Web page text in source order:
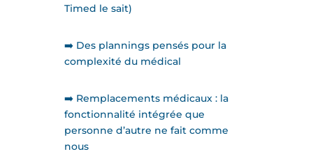
Timed le sait)
➡️ Des plannings pensés pour la
complexité du médical
➡️ Remplacements médicaux : la
fonctionnalité intégrée que
personne d’autre ne fait comme
nous